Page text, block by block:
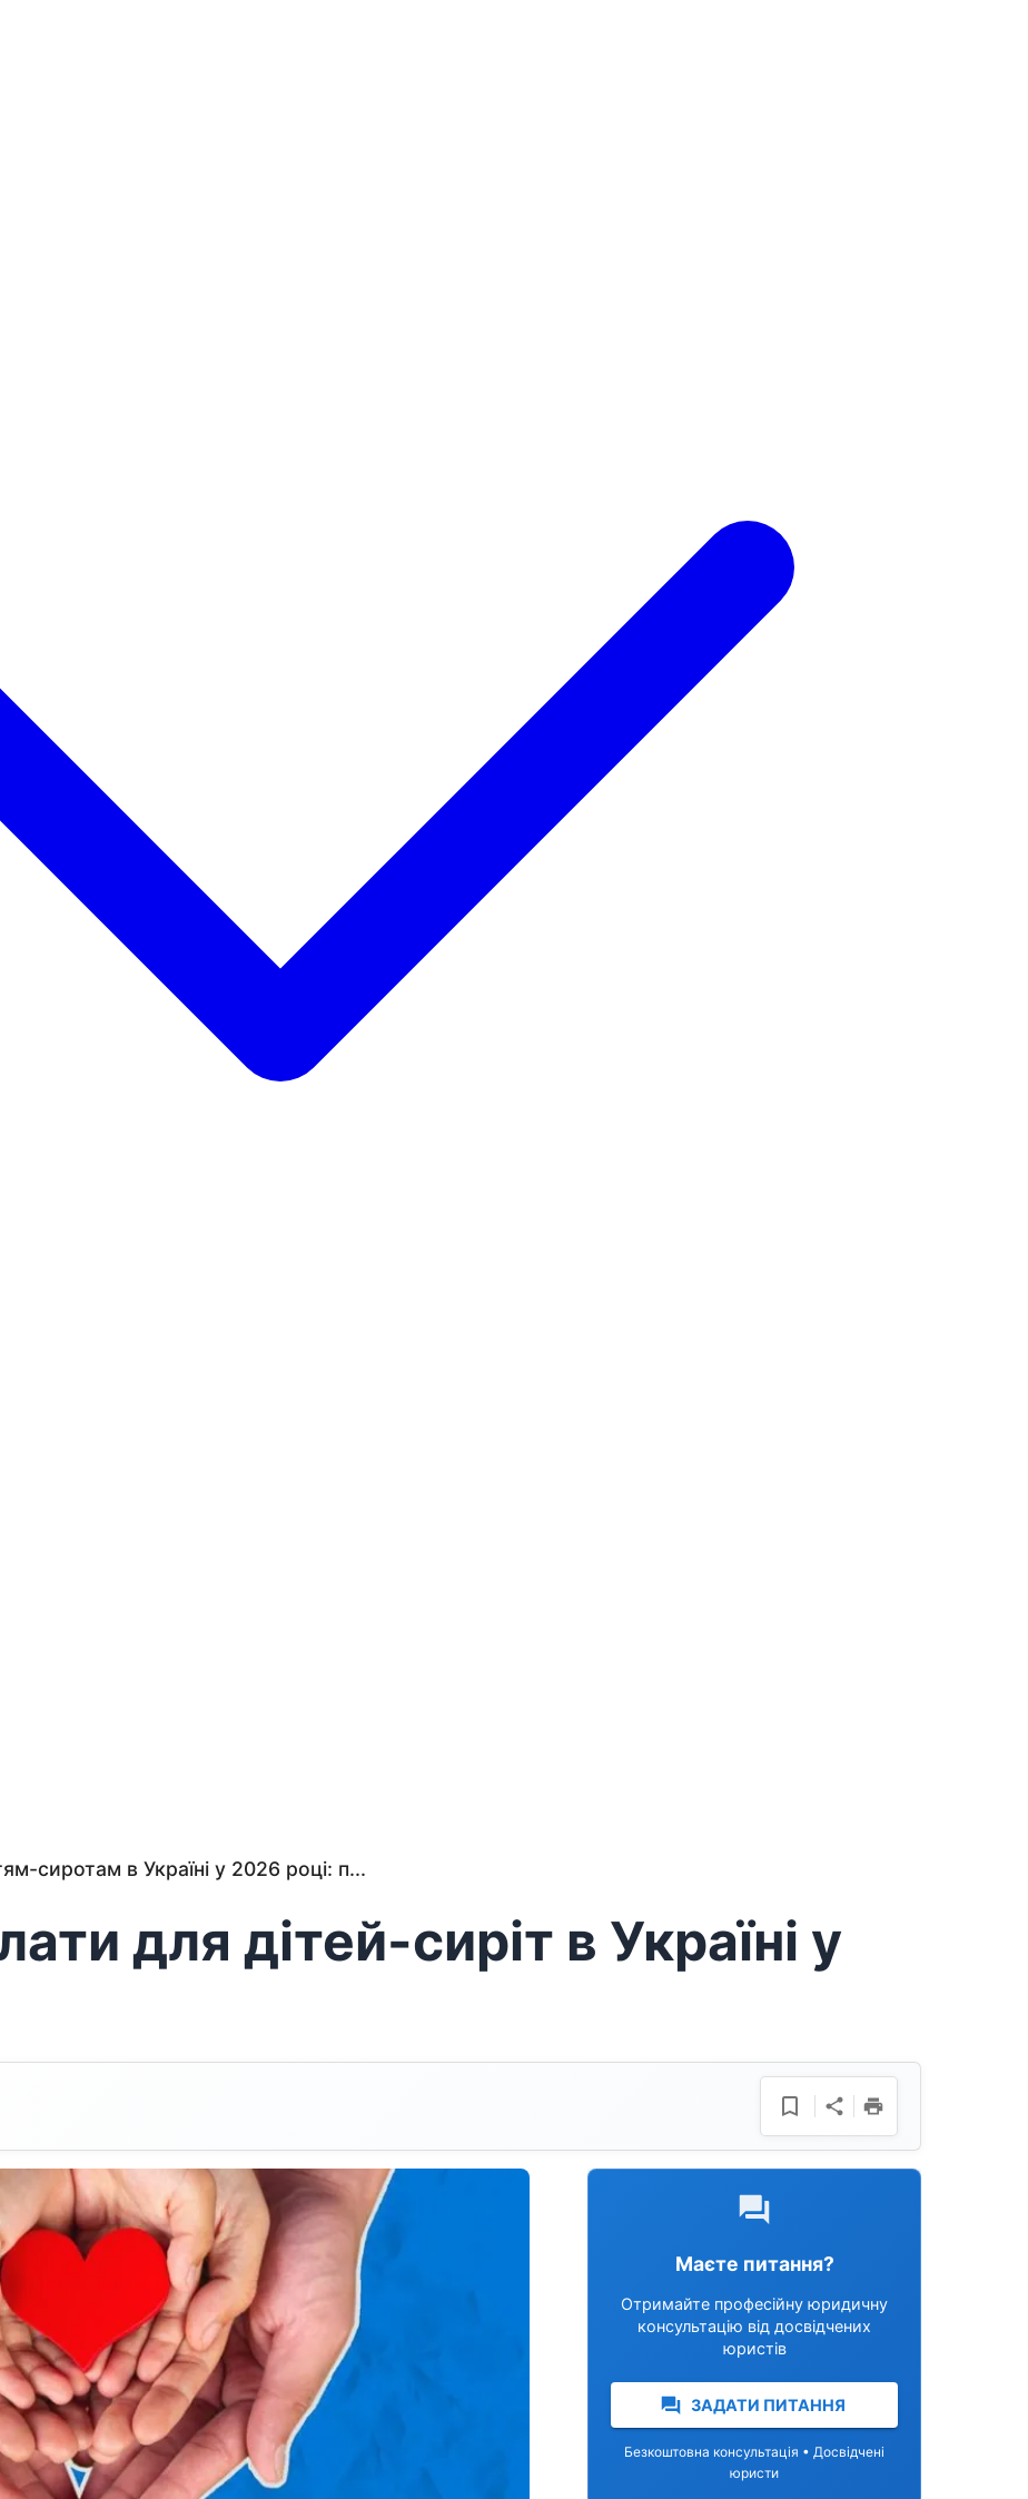
сиротам в Україні у 2026 році: п...
для дітей-сиріт в Україні у
Маєте питання?
Отримайте професійну юридичну
консультацію від досвідчених
юристів
ЗАДАТИ ПИТАННЯ
Безкоштовна консультація • Досвідчені
юристи